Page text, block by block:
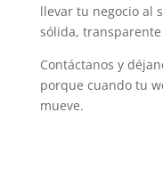
llevar tu negocio al
sólida,
Contáctanos y
porque cuando tu
mueve.